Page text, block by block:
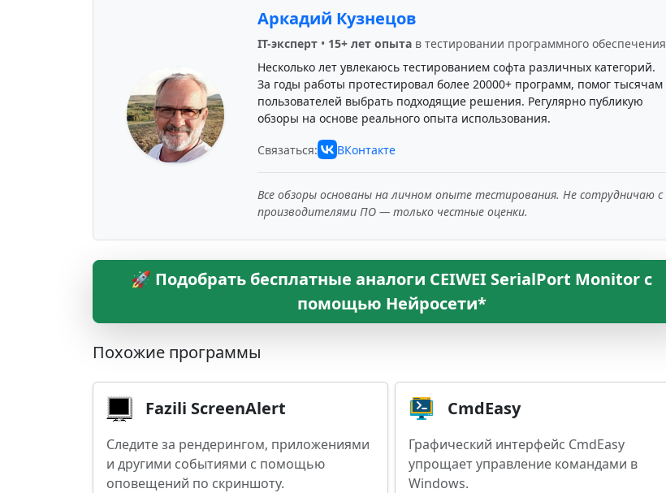
Аркадий Кузнецов
IT-эксперт• 15+ лет опытав тестировании программного обеспечения
Несколько лет увлекаюсь тестированием софта различных категорий.
За годы работы протестировал более 20000+ программ, помог тысячам
пользователей выбрать подходящие решения. Регулярно публикую
обзоры на основе реального опыта использования.
Связаться: ВКонтакте
Все обзоры основаны на личном опыте тестирования. Не сотрудничаю с
производителями ПО — только честные оценки.
🚀 Подобрать бесплатные аналоги CEIWEI SerialPort Monitor с
помощью Нейросети*
Похожие программы
Fazili ScreenAlert
Следите за рендерингом, приложениями
и другими событиями с помощью
оповещений по скриншоту.
CmdEasy
Графический интерфейс CmdEasy
упрощает управление командами в
Windows.